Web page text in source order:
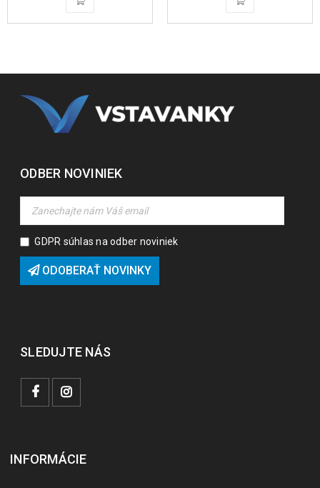
ODBER NOVINIEK
GDPR súhlas na odber noviniek
ODOBERAŤ NOVINKY
SLEDUJTE NÁS
INFORMÁCIE